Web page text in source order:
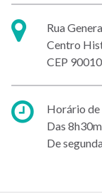
Endereço:
Rua
Centro
CEP
Horário
de
Horário
Das
De